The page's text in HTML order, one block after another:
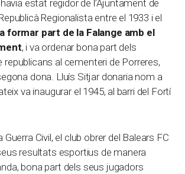
estat regidor de l’Ajuntament de
Regionalista entre el 1933 i el
formar part de la Falange amb el
, i va ordenar bona part dels
al cementeri de Porreres,
dona. Lluís Sitjar donaria nom a
va inaugurar el 1945, al barri del Fortí
Guerra Civil, el club obrer del Balears FC
resultats esportius de manera
bona part dels seus jugadors